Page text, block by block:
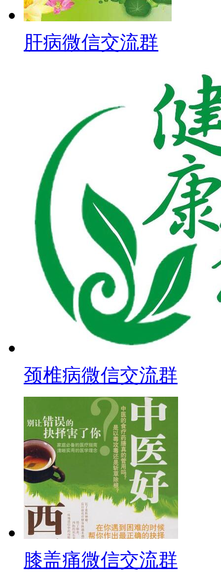
肝病微信交流群
颈椎病微信交流群
膝盖痛微信交流群